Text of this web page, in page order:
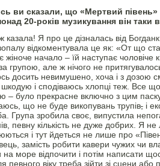
ви сказали, що «Мертвий півень»
20-років музикування він таки
казала! Я про це дізналась від
відкоментувала це як: «От що
жіноче начало – їй наступає чоловіче
групою, але ж нічого не
досить невимушено, хоча і з дозою
і сподіваюсь хлопці теж. Все що
– було прекрасне включно з цим
що не буде викопувань трупів,і
Група зробила своє, випустила
певну кількість не дуже добрих. Я
і тут йдеться не лише про
замість робити кавери чужих чи
на море відпочити і потім написати
певного віку треба зійти зі сцени